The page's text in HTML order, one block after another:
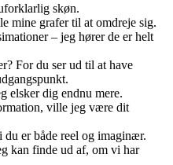
skøn.
mine grafer til at omdreje sig.
– jeg hører de er helt
For du ser ud til at have
elsker dig endnu mere.
ville jeg være dit
er både reel og imaginær.
kan finde ud af, om vi har